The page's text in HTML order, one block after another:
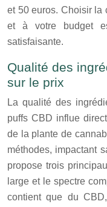
et 50 euros. Choisir la
et à votre budget
satisfaisante.
Qualité des
sur le prix
La qualité des
puffs CBD influe
de la plante de
méthodes, impactant
propose trois
large et le spectre
contient que du